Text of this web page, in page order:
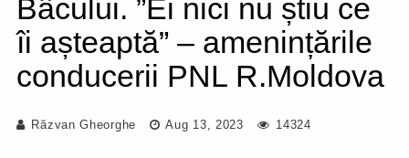
Bâcului. ”Ei nici nu știu ce
îi așteaptă” – amenințările
conducerii PNL R.Moldova
Răzvan Gheorghe Aug 13, 2023 14324